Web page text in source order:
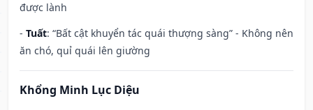
được lành
- Tuất: “Bất cật khuyển tác quái thượng sàng” - Không nên
ăn chó, quỉ quái lên giường
Khổng Minh Lục Diệu